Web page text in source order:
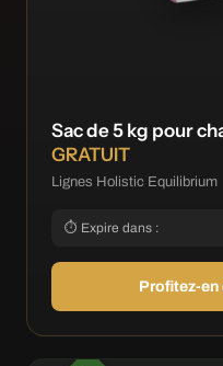
Sac de 5 kg pour
GRATUIT
Lignes Holistic Equilibrium
⏱ Expire dans :
Profitez-